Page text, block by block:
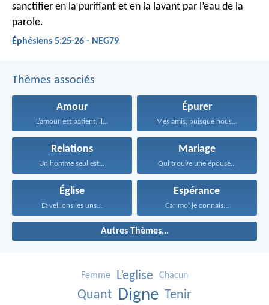
sanctifier en la purifiant et en la lavant par l’eau de la
parole.
Éphésiens 5:25-26 - NEG79
Thèmes associés
Amour
L’amour est patient, il...
Épurer
Mes amis, puisque nous...
Relations
Un homme seul est...
Mariage
Qui trouve une épouse...
Église
Et veillons les uns...
Espérance
Car moi je connais...
Autres Thèmes...
Femme L’eglise Chacun
Quant Digne Tenir